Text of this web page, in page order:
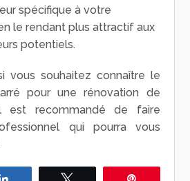
spécifique à votre
le rendant plus attractif aux
potentiels.
vous souhaitez connaître le
pour une rénovation de
est recommandé de faire
qui pourra vous